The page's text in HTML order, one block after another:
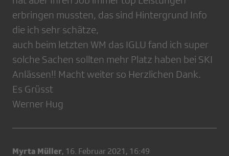
erbringen mussten, das sind Hintergrund Info
die ich sehr schätze,
auch beim letzten WM das IGLU fand ich super
solche Sachen sollten mehr Platz haben bei SKI
Anlässen!! Macht weiter so Herzlichen Dank.
Es Grüsst
Werner Hug
Myrta Müller, 16. Februar 2021, 16:49